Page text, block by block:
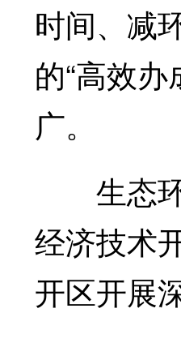
时间、减
的“高效
广。
生态环
经济技术
开区开展